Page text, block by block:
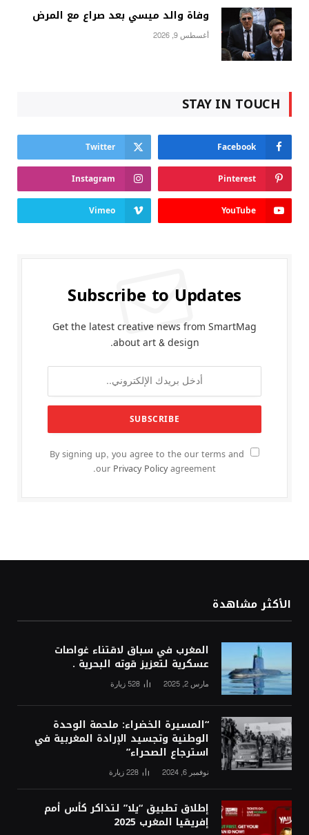
وفاة والد ميسي بعد صراع مع المرض
أغسطس 9, 2026
STAY IN TOUCH
Facebook
Twitter
Pinterest
Instagram
YouTube
Vimeo
Subscribe to Updates
Get the latest creative news from SmartMag
about art & design.
By signing up, you agree to the our terms and
our Privacy Policyagreement.
الأكثر مشاهدة
المغرب في سباق لاقتناء غواصات
عسكرية لتعزيز قوته البحرية .
مارس 2, 2025 528 زيارة
“المسيرة الخضراء: ملحمة الوحدة
الوطنية وتجسيد الإرادة المغربية في
استرجاع الصحراء”
نوفمبر 6, 2024 228زيارة
إطلاق تطبيق “يلا” لتذاكر كأس أمم
إفريقيا المغرب 2025